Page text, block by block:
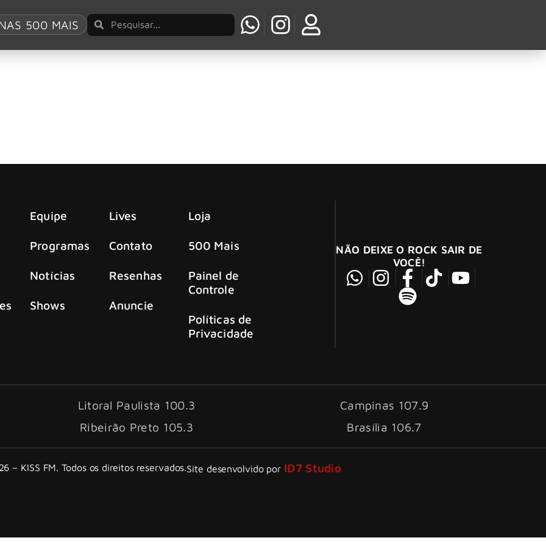
500 MAIS
Anthem
Equipe
Programas
Notícias
Shows
Lives
Contato
Resenhas
Anuncie
Loja
500 Mais
Painel de
Controle
Políticas de
Privacidade
NÃO DEIXE O ROCK SAIR DE
VOCÊ!
Litoral Paulista 100.3
Campinas 107.9
Ribeirão Preto 105.3 Brasília 106.7
– KISS FM. Todos os direitos reservados.Site desenvolvido por ID7 Studio